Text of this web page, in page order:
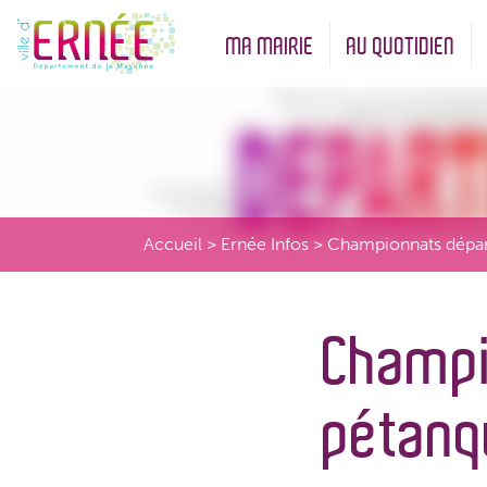
MA MAIRIE AU QUOTIDIEN
Accueil > Ernée Infos > Championnats